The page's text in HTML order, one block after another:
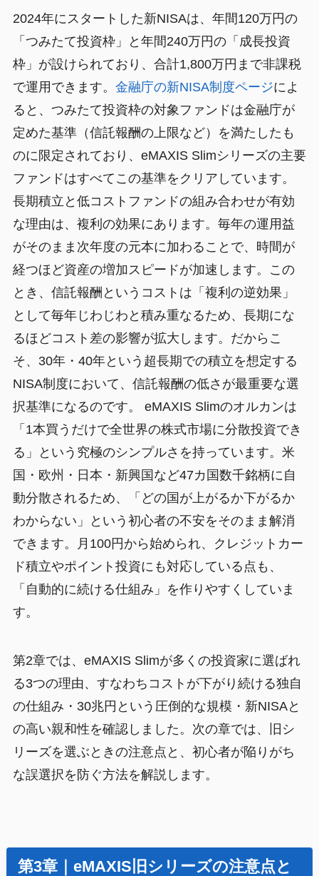
2024年にスタートした新NISAは、年間120万円の
「つみたて投資枠」と年間240万円の「成長投資
枠」が設けられており、合計1,800万円まで非課税
で運用できます。 金融庁の新NISA制度ページによ
ると、つみたて投資枠の対象ファンドは金融庁が
定めた基準（信託報酬の上限など）を満たしたも
のに限定されており、eMAXIS Slimシリーズの主要
ファンドはすべてこの基準をクリアしています。
長期積立と低コストファンドの組み合わせが有効
な理由は、複利の効果にあります。毎年の運用益
がそのまま次年度の元本に加わることで、時間が
経つほど資産の増加スピードが加速します。この
とき、信託報酬というコストは「複利の逆効果」
として毎年じわじわと積み重なるため、長期にな
るほどコスト差の影響が拡大します。だからこ
そ、30年・40年という超長期での積立を想定する
NISA制度において、信託報酬の低さが最重要な選
択基準になるのです。 eMAXIS Slimのオルカンは
「1本買うだけで全世界の株式市場に分散投資でき
る」という究極のシンプルさを持っています。米
国・欧州・日本・新興国など47カ国数千銘柄に自
動分散されるため、「どの国が上がるか下がるか
わからない」という初心者の不安をそのまま解消
できます。月100円から始められ、クレジットカー
ド積立やポイント投資にも対応している点も、
「自動的に続ける仕組み」を作りやすくしていま
す。
第2章では、eMAXIS Slimが多くの投資家に選ばれ
る3つの理由、すなわちコストが下がり続ける独自
の仕組み・30兆円という圧倒的な規模・新NISAと
の高い親和性を確認しました。次の章では、旧シ
リーズを選ぶときの注意点と、初心者が陥りがち
な誤選択を防ぐ方法を解説します。
第3章｜eMAXIS旧シリーズの注意点と